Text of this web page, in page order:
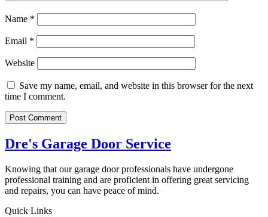
Name *
Email *
Website
Save my name, email, and website in this browser for the next
time I comment.
Dre's Garage Door Service
Knowing that our garage door professionals have undergone
professional training and are proficient in offering great servicing
and repairs, you can have peace of mind.
Quick Links